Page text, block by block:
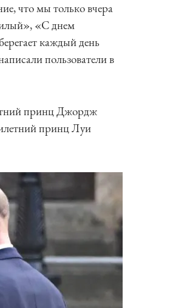
что мы только вчера
«С днем
каждый день
пользователи в
принц Джордж
принц Луи